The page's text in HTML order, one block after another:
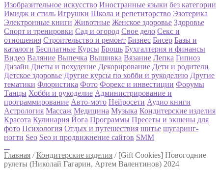
Изобразительное искусство Иностранные языки без категории
Имидж и стиль Игрушки Школа и репетиторство Эзотерика
Электронные книги Животные Женское здоровье Здоровье
Спорт и тренировки Сад и огород Свое дело Секс и
отношения Строительство и ремонт Бизнес Бисер Базы и
каталоги Бесплатные Курсы Брошь Бухгалтерия и финансы
Видео Валяние Выпечка Вышивка Вязание Лепка Гипноз
Дизайн Диеты и похудение Декорирование Дети и родители
Детское здоровье Другие курсы по хобби и рукоделию Другие
тематики Флористика Фото Форекс и инвестиции Форумы
Танцы Хобби и рукоделие Администрирование и
программирование Авто-мото Нейросети Аудио книги
Астрология Массаж Медицина Музыка Кондитерские изделия
Красота Кулинария Йога Программы Пресеты и экшены для
фото Психология Отдых и путешествия шитье шугаринг-
ногти Seo Seo и продвижнение сайтов SMM
Главная /Кондитерские изделия / [Gift Cookies] Новогодние
рулеты (Николай Гагарин, Артем Валентинов) 2024